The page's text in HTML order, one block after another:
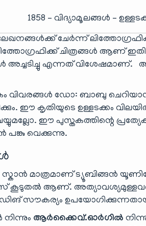
1858 – വിദ്യാമൂലങ്ങൾ –
ലേഖനങ്ങൾക്ക് ചേർന്ന്
ചിത്രങ്ങൾ ആണ്
എന്നത് വിശേഷമാണ്.
വിവരങ്ങൾ ഡോ: ബാബു
ഈ കൃതിയുടെ ഉള്ളടക്കം
ഈ പുസ്തകത്തിന്റെ
പങ്കു വെക്കുന്നു.
മാത്രമാണ് ട്യൂബിങ്ങൻ
കൂടുതൽ ആണ്.
സൗകര്യം
ആർക്കൈവ്.ഓർഗിൽ